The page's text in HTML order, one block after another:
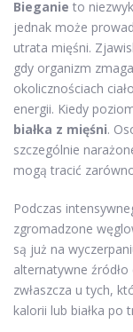
Bieganie to
jednak może
utrata mięśni.
gdy organizm
okolicznościach
energii. Kiedy
białka z mięśni.
szczególnie
mogą tracić
Podczas
zgromadzone
są już na
alternatywne
zwłaszcza u tych,
kalorii lub białka po